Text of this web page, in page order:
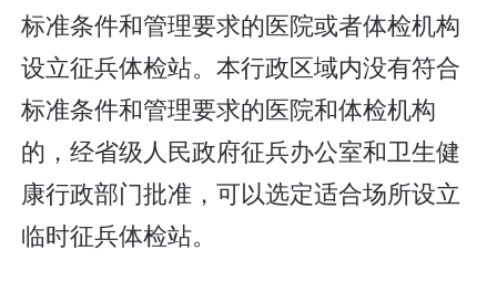
标准条件和管理要求的医院或者体检机构
设立征兵体检站。本行政区域内没有符合
标准条件和管理要求的医院和体检机构
的，经省级人民政府征兵办公室和卫生健
康行政部门批准，可以选定适合场所设立
临时征兵体检站。